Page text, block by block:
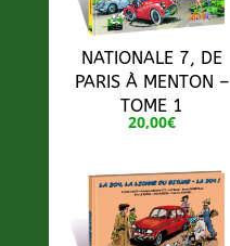
NATIONALE 7, DE
PARIS À MENTON –
TOME 1
20,00€